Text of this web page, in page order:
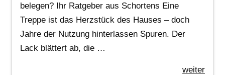
belegen? Ihr Ratgeber aus Schortens Eine
Treppe ist das Herzstück des Hauses – doch
Jahre der Nutzung hinterlassen Spuren. Der
Lack blättert ab, die …
weiter